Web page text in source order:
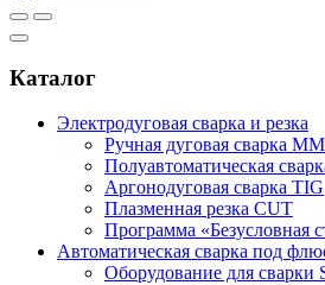
Каталог
Электродуговая сварка и резка
Ручная дуговая сварка
Полуавтоматическая
Аргонодуговая сварка TIG
Плазменная резка CUT
Программа «Безусловная
Автоматическая сварка под
Оборудование для сварки